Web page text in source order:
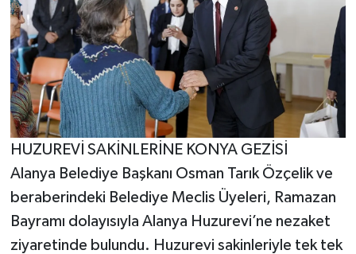
HUZUREVİ SAKİNLERİNE KONYA GEZİSİ
Alanya Belediye Başkanı Osman Tarık Özçelik ve
beraberindeki Belediye Meclis Üyeleri, Ramazan
Bayramı dolayısıyla Alanya Huzurevi’ne nezaket
ziyaretinde bulundu. Huzurevi sakinleriyle tek tek